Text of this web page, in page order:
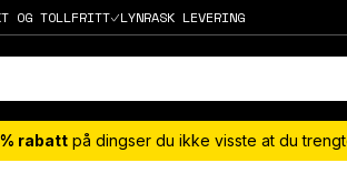
OG TOLLFRITT LYNRASK LEVERING
rabattpå dingser du ikke visste at du